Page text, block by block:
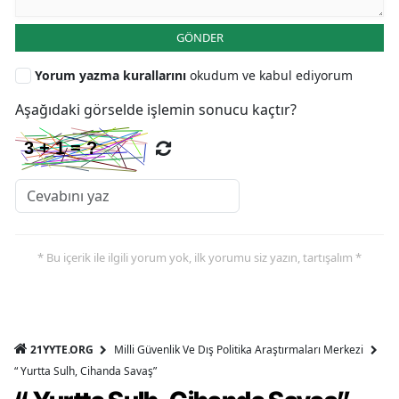
GÖNDER
Yorum yazma kurallarını okudum ve kabul ediyorum
Aşağıdaki görselde işlemin sonucu kaçtır?
* Bu içerik ile ilgili yorum yok, ilk yorumu siz yazın, tartışalım *
21YYTE.ORG
Milli Güvenlik Ve Dış Politika Araştırmaları Merkezi
“ Yurtta Sulh, Cihanda Savaş”